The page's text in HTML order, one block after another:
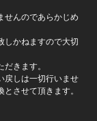
せんのであらかじめ
しかねますので大切
きます。
戻しは一切行いませ
させて頂きます。